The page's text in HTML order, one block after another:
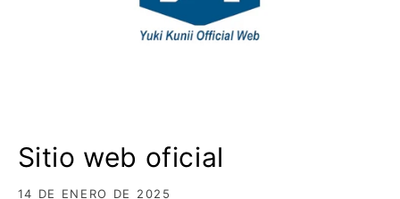
Sitio web oficial
14 DE ENERO DE 2025